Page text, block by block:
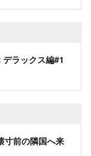
ラックス編#1
寸前の隣国へ来